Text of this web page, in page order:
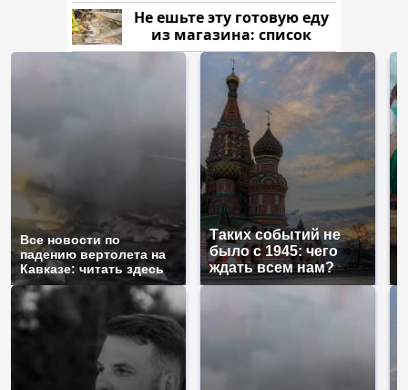
Не ешьте эту готовую еду
из магазина: список
Все новости по
падению вертолета на
Кавказе: читать здесь
Таких событий не
было с 1945: чего
ждать всем нам?